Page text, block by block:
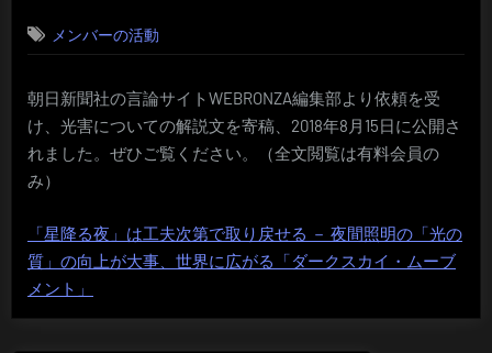
メンバーの活動
朝日新聞社の言論サイトWEBRONZA編集部より依頼を受
け、光害についての解説文を寄稿、2018年8月15日に公開さ
れました。ぜひご覧ください。（全文閲覧は有料会員の
み）
「星降る夜」は工夫次第で取り戻せる － 夜間照明の「光の
質」の向上が大事、世界に広がる「ダークスカイ・ムーブ
メント」